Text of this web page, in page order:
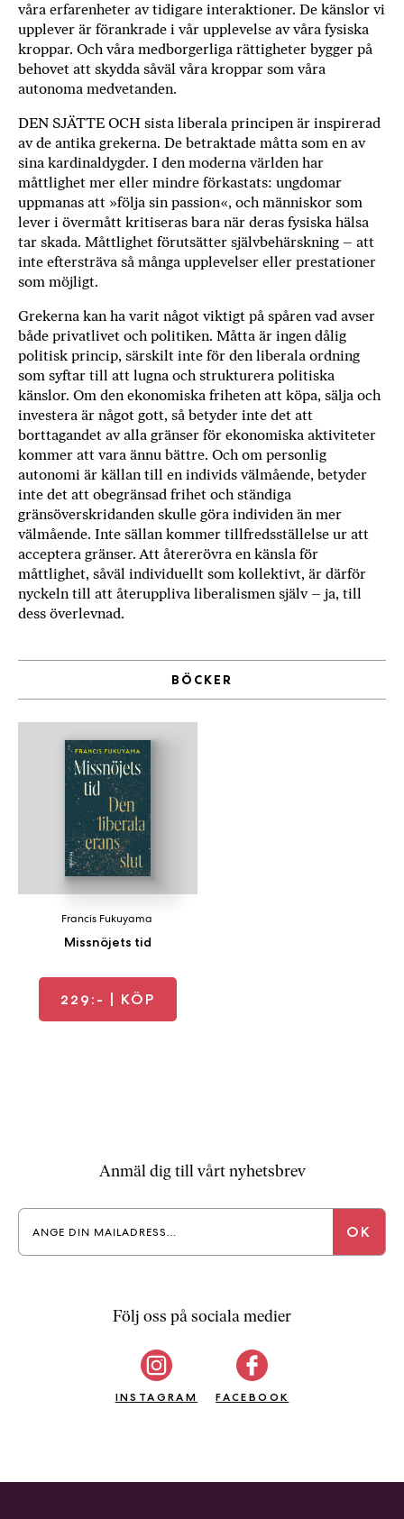
våra erfarenheter av tidigare interaktioner. De känslor vi
upplever är förankrade i vår upplevelse av våra fysiska
kroppar. Och våra medborgerliga rättigheter bygger på
behovet att skydda såväl våra kroppar som våra
autonoma medvetanden.
DEN SJÄTTE OCH sista liberala principen är inspirerad
av de antika grekerna. De betraktade måtta som en av
sina kardinaldygder. I den moderna världen har
måttlighet mer eller mindre förkastats: ungdomar
uppmanas att »följa sin passion«, och människor som
lever i övermått kritiseras bara när deras fysiska hälsa
tar skada. Måttlighet förutsätter självbehärskning – att
inte eftersträva så många upplevelser eller prestationer
som möjligt.
Grekerna kan ha varit något viktigt på spåren vad avser
både privatlivet och politiken. Måtta är ingen dålig
politisk princip, särskilt inte för den liberala ordning
som syftar till att lugna och strukturera politiska
känslor. Om den ekonomiska friheten att köpa, sälja och
investera är något gott, så betyder inte det att
borttagandet av alla gränser för ekonomiska aktiviteter
kommer att vara ännu bättre. Och om personlig
autonomi är källan till en individs välmående, betyder
inte det att obegränsad frihet och ständiga
gränsöverskridanden skulle göra individen än mer
välmående. Inte sällan kommer tillfredsställelse ur att
acceptera gränser. Att återerövra en känsla för
måttlighet, såväl individuellt som kollektivt, är därför
nyckeln till att återuppliva liberalismen själv – ja, till
dess överlevnad.
BÖCKER
Missnöjets tid
Francis Fukuyama
229:- | KÖP
Anmäl dig till vårt nyhetsbrev
Följ oss på sociala medier
INSTAGRAM FACEBOOK